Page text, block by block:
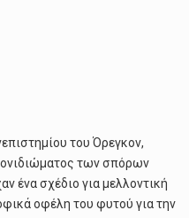
του Όρεγκον,
των σπόρων
ένα σχέδιο για μελλοντική
οφέλη του φυτού για την